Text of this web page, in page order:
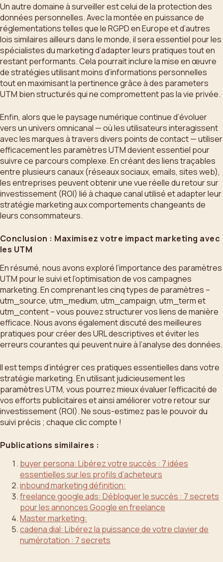
Un autre domaine à surveiller est celui de la protection des
données personnelles. Avec la montée en puissance de
réglementations telles que le RGPD en Europe et d’autres
lois similaires ailleurs dans le monde, il sera essentiel pour les
spécialistes du marketing d’adapter leurs pratiques tout en
restant performants. Cela pourrait inclure la mise en œuvre
de stratégies utilisant moins d’informations personnelles
tout en maximisant la pertinence grâce à des parameters
UTM bien structurés qui ne compromettent pas la vie privée.
Enfin, alors que le paysage numérique continue d’évoluer
vers un univers omnicanal — où les utilisateurs interagissent
avec les marques à travers divers points de contact — utiliser
efficacement les paramètres UTM devient essentiel pour
suivre ce parcours complexe. En créant des liens traçables
entre plusieurs canaux (réseaux sociaux, emails, sites web),
les entreprises peuvent obtenir une vue réelle du retour sur
investissement (ROI) lié à chaque canal utilisé et adapter leur
stratégie marketing aux comportements changeants de
leurs consommateurs.
Conclusion : Maximisez votre impact marketing avec
les UTM
En résumé, nous avons exploré l’importance des paramètres
UTM pour le suivi et l’optimisation de vos campagnes
marketing. En comprenant les cinq types de paramètres –
utm_source, utm_medium, utm_campaign, utm_term et
utm_content – vous pouvez structurer vos liens de manière
efficace. Nous avons également discuté des meilleures
pratiques pour créer des URL descriptives et éviter les
erreurs courantes qui peuvent nuire à l’analyse des données.
Il est temps d’intégrer ces pratiques essentielles dans votre
stratégie marketing. En utilisant judicieusement les
paramètres UTM, vous pourrez mieux évaluer l’efficacité de
vos efforts publicitaires et ainsi améliorer votre retour sur
investissement (ROI). Ne sous-estimez pas le pouvoir du
suivi précis ; chaque clic compte !
Publications similaires :
buyer persona: Libérez votre succès : 7 idées
essentielles sur les profils d’acheteurs
inbound marketing définition:
freelance google ads: Débloquer le succès : 7 secrets
pour les annonces Google en freelance
Master marketing:
cadena dial: Libérez la puissance de votre clavier de
numérotation : 7 secrets